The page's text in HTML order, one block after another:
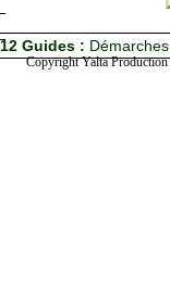
12 Guides :
Copyright Yalta